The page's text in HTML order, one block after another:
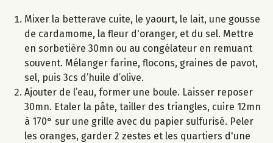
Mixer la betterave cuite, le yaourt, le lait, une gousse
de cardamome, la fleur d'oranger, et du sel. Mettre
en sorbetière 30mn ou au congélateur en remuant
souvent. Mélanger farine, flocons, graines de pavot,
sel, puis 3cs d’huile d’olive.
Ajouter de l’eau, former une boule. Laisser reposer
30mn. Etaler la pâte, tailler des triangles, cuire 12mn
à 170° sur une grille avec du papier sulfurisé. Peler
les oranges, garder 2 zestes et les quartiers d'une